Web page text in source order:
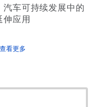
车可持续发展中的
应用
查看更多